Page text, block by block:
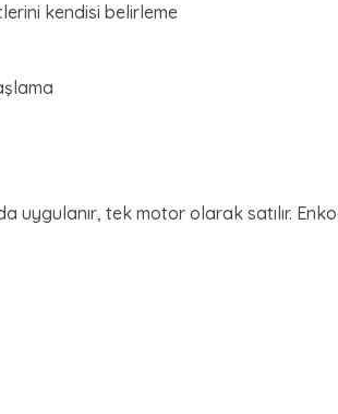
kendisi belirleme
uygulanır, tek motor olarak satılır.